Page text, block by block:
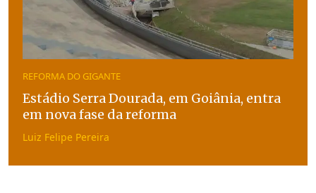
REFORMA DO GIGANTE
Estádio Serra Dourada, em Goiânia, entra
em nova fase da reforma
Luiz Felipe Pereira